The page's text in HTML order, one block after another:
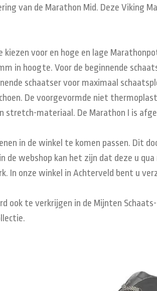
van de Marathon Mid. Deze Viking
kiezen voor en hoge en lage
in hoogte. Voor de beginnende
schaatser voor maximaal
De voorgevormde niet
stretch-materiaal. De Marathon I is
in de winkel te komen passen. Dit
de webshop kan het zijn dat deze u
onze winkel in Achterveld bent u
ook te verkrijgen in de Mijnten